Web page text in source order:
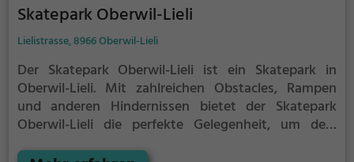
Skatepark Oberwil-Lieli
Lielistrasse, 8966 Oberwil-Lieli
Der Skatepark Oberwil-Lieli ist ein Skatepark in
Oberwil-Lieli. Mit zahlreichen Obstacles, Rampen
und anderen Hindernissen bietet der Skatepark
Oberwil-Lieli die perfekte Gelegenheit, um dein